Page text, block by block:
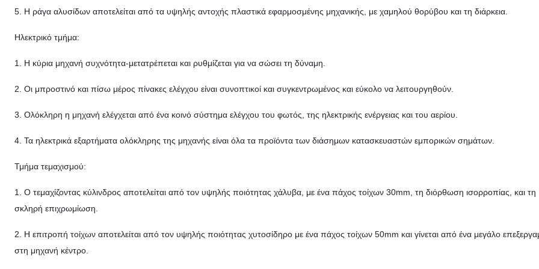
5. Η ράγα αλυσίδων αποτελείται από τα υψηλής αντοχής πλαστικά εφαρμοσμένης μηχανικής, με χαμηλού θορύβου και τη διάρκεια.
Ηλεκτρικό τμήμα:
1. Η κύρια μηχανή συχνότητα-μετατρέπεται και ρυθμίζεται για να σώσει τη δύναμη.
2. Οι μπροστινό και πίσω μέρος πίνακες ελέγχου είναι συνοπτικοί και συγκεντρωμένος και εύκολο να λειτουργηθούν.
3. Ολόκληρη η μηχανή ελέγχεται από ένα κοινό σύστημα ελέγχου του φωτός, της ηλεκτρικής ενέργειας και του αερίου.
4. Τα ηλεκτρικά εξαρτήματα ολόκληρης της μηχανής είναι όλα τα προϊόντα των διάσημων κατασκευαστών εμπορικών σημάτων.
Τμήμα τεμαχισμού:
1. Ο τεμαχίζοντας κύλινδρος αποτελείται από τον υψηλής ποιότητας χάλυβα, με ένα πάχος τοίχων 30mm, τη διόρθωση ισορροπίας, και τη
σκληρή επιχρωμίωση.
2. Η επιτροπή τοίχων αποτελείται από τον υψηλής ποιότητας χυτοσίδηρο με ένα πάχος τοίχων 50mm και γίνεται από ένα μεγάλο
στη μηχανή κέντρο.